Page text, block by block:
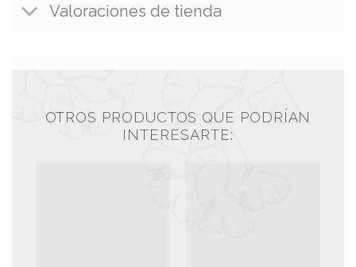
Valoraciones de tienda
OTROS PRODUCTOS QUE PODRÍAN
INTERESARTE: